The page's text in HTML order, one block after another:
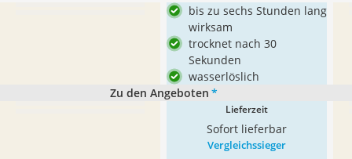
bis zu sechs Stunden lang
wirksam
trocknet nach 30
Sekunden
wasserlöslich
Zu den Angeboten *
Lieferzeit
Sofort lieferbar
Vergleichssieger